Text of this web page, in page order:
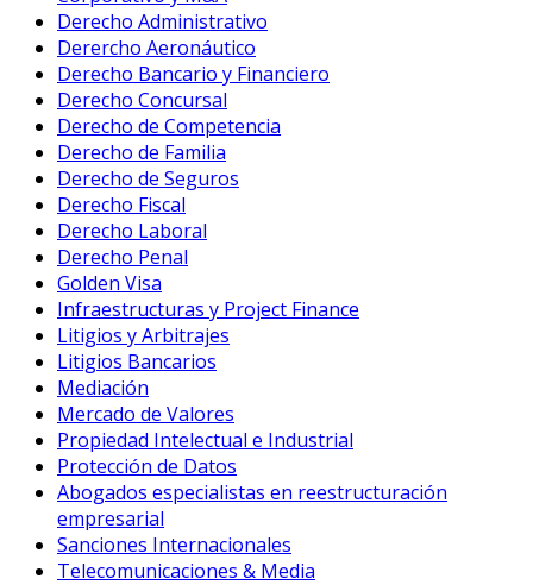
Derecho Administrativo
Derercho Aeronáutico
Derecho Bancario y Financiero
Derecho Concursal
Derecho de Competencia
Derecho de Familia
Derecho de Seguros
Derecho Fiscal
Derecho Laboral
Derecho Penal
Golden Visa
Infraestructuras y Project Finance
Litigios y Arbitrajes
Litigios Bancarios
Mediación
Mercado de Valores
Propiedad Intelectual e Industrial
Protección de Datos
Abogados especialistas en reestructuración
empresarial
Sanciones Internacionales
Telecomunicaciones & Media